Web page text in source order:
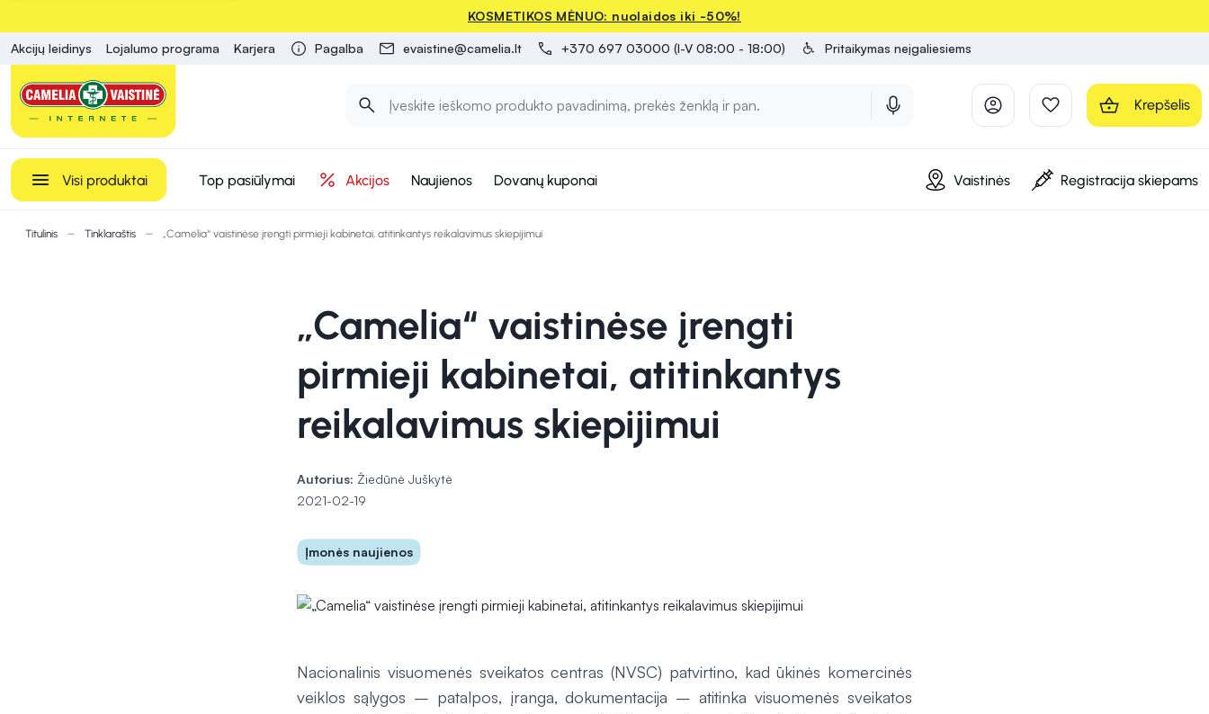
KOSMETIKOS MĖNUO: nuolaidos iki -50%!
Akcijų leidinys Lojalumo programa Karjera Pagalba evaistine@camelia.lt +370 697 03000 (I-V 08:00 - 18:00) Pritaikymas neįgaliesiems
Krepšelis
Visi produktai Top pasiūlymai Akcijos Naujienos Dovanų kuponai Vaistinės Registracija skiepams
Titulinis Tinklaraštis „Camelia“ vaistinėse įrengti pirmieji kabinetai, atitinkantys reikalavimus skiepijimui
„Camelia“ vaistinėse įrengti
pirmieji kabinetai, atitinkantys
reikalavimus skiepijimui
Autorius: Žiedūnė Juškytė
2021-02-19
Įmonės naujienos
Nacionalinis visuomenės sveikatos centras (NVSC) patvirtino, kad ūkinės komercinės
veiklos sąlygos – patalpos, įranga, dokumentacija – atitinka visuomenės sveikatos